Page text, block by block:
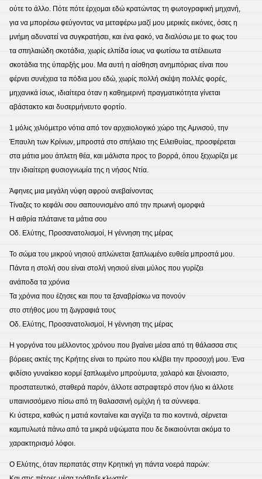
ούτε το άλλο. Πότε πότε έρχομαι εδώ κρατώντας τη φωτογραφική μηχανή,
για να μπορέσω φεύγοντας να μεταφέρω μαζί μου μερικές εικόνες, όσες η
μνήμη αδυνατεί να συγκρατήσει, και ένα φακό, να διαλύσω με το φως του
τα σπηλαιώδη σκοτάδια, χωρίς ελπίδα ίσως να φωτίσω τα ατέλειωτα
σκοτάδια της ύπαρξής μου. Μα αυτή η αίσθηση ανημπόριας είναι που
φέρνει συνέχεια τα πόδια μου εδώ, χωρίς πολλή σκέψη πολλές φορές,
μηχανικά ίσως, ιδιαίτερα όταν η καθημερινή πραγματικότητα γίνεται
αβάστακτο και δυσερμήνευτο φορτίο.
1 μόλις χιλιόμετρο νότια από τον αρχαιολογικό χώρο της Αμνισού, την
Έπαυλη των Κρίνων, μπροστά στο σπήλαιο της Ειλειθυίας, προσφέρεται
στα μάτια μου άπλετη θέα, και μάλιστα προς το βορρά, όπου ξεχωρίζει με
την ιδιαίτερη φυσιογνωμία της η νήσος Ντία.
Άφηνες μια μεγάλη νύφη αφρού ανεβαίνοντας
Τίναζες το κεφάλι σου σαπουνισμένο από την πρωινή ομορφιά
Η αιθρία πλάταινε τα μάτια σου
Οδ. Ελύτης, Προσανατολισμοί, Η γέννηση της μέρας
Το σώμα του μικρού νησιού απλώνεται ξαπλωμένο ευθεία μπροστά μου.
Πάντα η στολή σου είναι στολή νησιού είναι μύλος που γυρίζει
ανάποδα τα χρόνια
Τα χρόνια που έζησες και που τα ξαναβρίσκω να πονούν
στο στήθος μου τη ζωγραφιά τους
Οδ. Ελύτης, Προσανατολισμοί, Η γέννηση της μέρας
Η γοργόνα του μέλλοντος χρόνου που βγαίνει μέσα από τη θάλασσα στις
βόρειες ακτές της Κρήτης είναι το πρώτο που κλέβει την προσοχή μου. Ένα
φιδίσιο γυναίκειο κορμί ξαπλωμένο μπρούμυτα, χαλαρό και ξένοιαστο,
προστατευτικό, σταθερά παρόν, άλλοτε αστραφτερό στον ήλιο κι άλλοτε
υπαινισσόμενο πίσω από τη θαλασσινή ομίχλη ή τα σύννεφα.
Κι ύστερα, καθώς η ματιά κονταίνει και αγγίζει τα πιο κοντινά, σέρνεται
καμπυλωτά πάνω από τα μικρά υψώματα που δε δικαιούνται ακόμα το
χαρακτηρισμό λόφοι.
Ο Ελύτης, όταν περπατάς στην Κρητική γη πάντα νοερά παρών: